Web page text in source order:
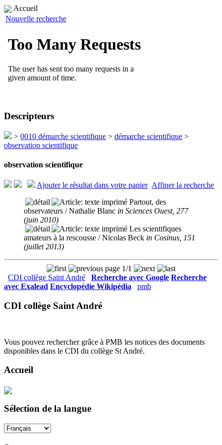
Accueil
Nouvelle recherche
Descripteurs
> 0010 démarche scientifique > démarche scientifique >
observation scientifique
observation scientifique
Ajouter le résultat dans votre panier Affiner la recherche
Partout, des
observateurs / Nathalie Blanc in Sciences Ouest, 277
(juin 2010)
Les scientifiques
amateurs à la rescousse / Nicolas Beck in Cosinus, 151
(juillet 2013)
page 1/1
CDI collège Saint André
Recherche avec Google Recherche
avec Exalead Encyclopédie Wikipédia pmb
CDI collège Saint André
Vous pouvez rechercher grâce à PMB les notices des documents
disponibles dans le CDI du collège St André.
Accueil
Sélection de la langue